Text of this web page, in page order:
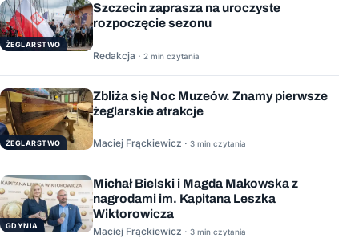
ŻEGLARSTWO
Szczecin zaprasza na uroczyste
rozpoczęcie sezonu
Redakcja · 2 min czytania
ŻEGLARSTWO
Zbliża się Noc Muzeów. Znamy pierwsze
żeglarskie atrakcje
Maciej Frąckiewicz · 3 min czytania
GDYNIA
Michał Bielski i Magda Makowska z
nagrodami im. Kapitana Leszka
Wiktorowicza
Maciej Frąckiewicz · 3 min czytania